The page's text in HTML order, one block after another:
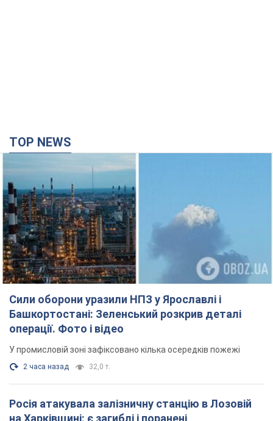
У промисловій зоні зафіксовано кілька осередків пожежі
32,0 т.
Росія атакувала залізничну станцію в Лозовій
на Харківщині: є загиблі і поранені
Внаслідок удару БПЛА пошкоджено вокзал, контактну мережу
та рухомий склад, рух поїздів до станції тимчасово
призупинили
3 часа назад 3,0 т.
ВАКС обрав запобіжний захід експосолці
України у США Стефанішиній: що відомо про
справу
Суд не повністю задовольнив клопотання прокуратури
2 часа назад 7,4 т.